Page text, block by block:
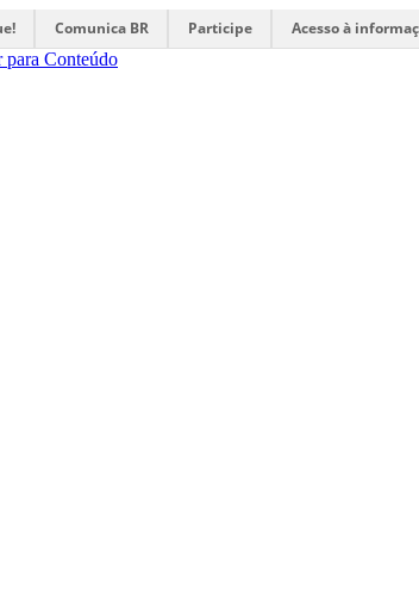
Comunica BR Participe Acesso à
para Conteúdo